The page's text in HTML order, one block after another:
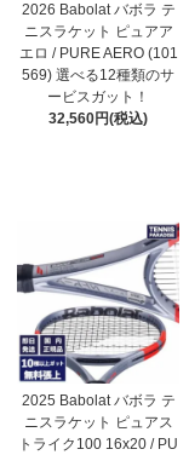
2026 Babolat バボラ テ
ニスラケット ピュアア
エロ / PURE AERO (101
569) 選べる12種類のサ
ービスガット！
32,560円(税込)
2025 Babolat バボラ テ
ニスラケット ピュアス
トライク100 16x20 / PU